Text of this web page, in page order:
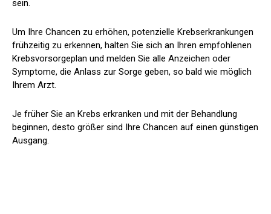
sein.
Um Ihre Chancen zu erhöhen, potenzielle Krebserkrankungen
frühzeitig zu erkennen, halten Sie sich an Ihren empfohlenen
Krebsvorsorgeplan und melden Sie alle Anzeichen oder
Symptome, die Anlass zur Sorge geben, so bald wie möglich
Ihrem Arzt.
Je früher Sie an Krebs erkranken und mit der Behandlung
beginnen, desto größer sind Ihre Chancen auf einen günstigen
Ausgang.